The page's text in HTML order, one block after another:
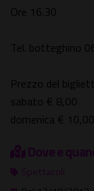
Ore 16.30
Tel. botteghino
Prezzo del
sabato € 8,00
domenica € 10,00
Dove e
Spettacoli